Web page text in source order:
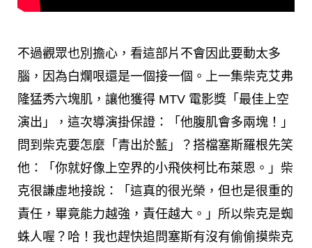
不過觀眾也別擔心，看這部片不會因此要動太多
腦，因為白爛哏還是一個接一個。上一集柴克艾弗
隆猛秀六塊肌，讓他獲得 MTV 電影獎「最佳上空
演出」，這次導演掛保證：「他腹肌會多兩塊！」
問到柴克要怎麼「青出於藍」？搭檔塞斯羅根先笑
他：「你就好像上空界的小飛俠柯比布萊恩。」柴
克很謙虛地接說：「這真的很光榮，但也是很重的
責任，畢竟能力越強，責任越大。」所以柴克是蜘
蛛人喔？哈！我也趕快追問塞斯有沒有偷偷摸柴克